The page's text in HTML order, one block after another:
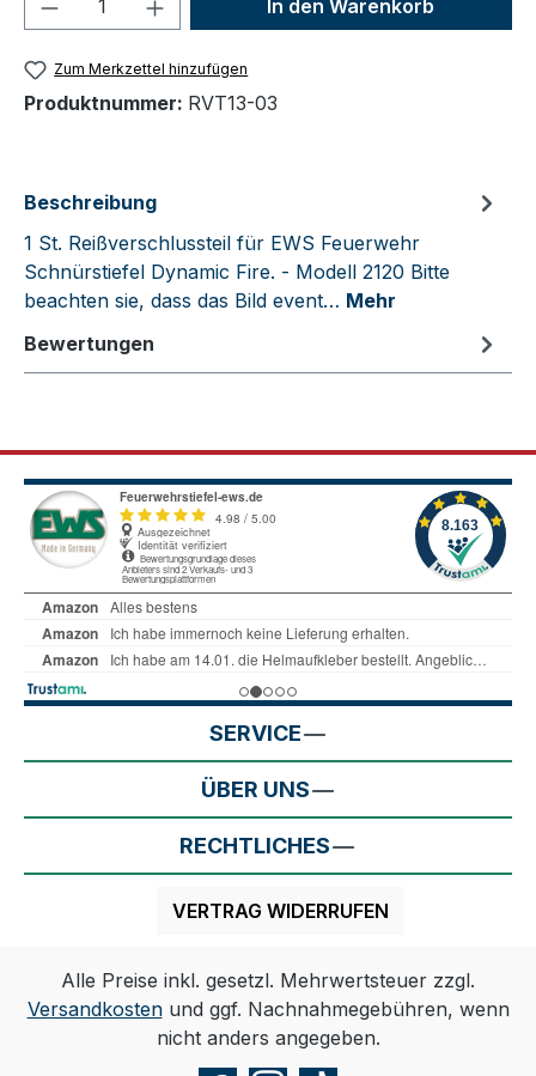
In den Warenkorb
Zum Merkzettel hinzufügen
Produktnummer: RVT13-03
Beschreibung
1 St. Reißverschlussteil für EWS Feuerwehr
Schnürstiefel Dynamic Fire. - Modell 2120 Bitte
beachten sie, dass das Bild event… Mehr
Bewertungen
SERVICE
ÜBER UNS
RECHTLICHES
VERTRAG WIDERRUFEN
Alle Preise inkl. gesetzl. Mehrwertsteuer zzgl.
Versandkostenund ggf. Nachnahmegebühren, wenn
nicht anders angegeben.